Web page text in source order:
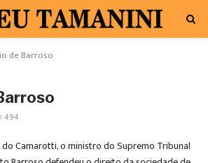
de Barroso
494
do Camarotti, o ministro do Supremo Tribunal